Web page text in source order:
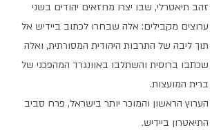
זהב תיאטרלי, שבו יצרו מחזאים יהודים בשני
ערוצים מקבילים: אלה שבחרו לכתוב ביידיש אל
תוך ליבה של התרבות היהודית המסורתית, ואלה
שכתבו ברוסית והשתלבו באוונגרד המהפכני של
ברית המועצות.
הערוץ הראשון והמוכר יותר בישראל, פרח סביב
התיאטרון ביידיש.